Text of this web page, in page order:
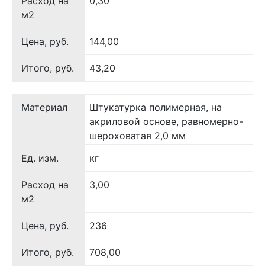
м2
Цена, руб. 144,00
Итого, руб. 43,20
Материал
Штукатурка полимерная, на
акриловой основе, равномерно-
шероховатая 2,0 мм
Ед. изм.
кг
Расход на
м2
3,00
Цена, руб. 236
Итого, руб. 708,00